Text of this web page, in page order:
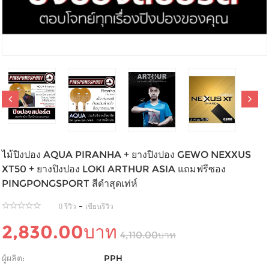
ไม้ปิงปอง AQUA PIRANHA + ยางปิงปอง GEWO NEXXUS
XT50 + ยางปิงปอง LOKI ARTHUR ASIA แถมฟรีซอง
PINGPONGSPORT สีดำสุดเท่ห์
0 รีวิว - เขียนรีวิว
2,830.00บาท 4,110.00บาท
ผู้ผลิต: PPH